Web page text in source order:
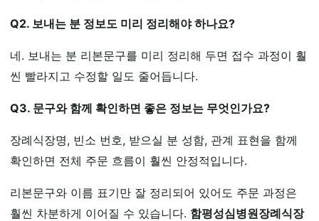
Q2. 보내는 분 정보도 미리 정리해야 하나요?
네. 보내는 분 리본문구를 미리 정리해 두면 접수 과정이 훨
씬 빨라지고 수정할 일도 줄어듭니다.
Q3. 문구와 함께 확인하면 좋은 정보는 무엇인가요?
장례식장명, 빈소 번호, 받으실 분 성함, 관계 표현을 함께
확인하면 전체 주문 흐름이 훨씬 안정적입니다.
리본문구와 이름 표기만 잘 정리되어 있어도 주문 과정은
훨씬 차분하게 이어질 수 있습니다. 함평성심병원장례식장